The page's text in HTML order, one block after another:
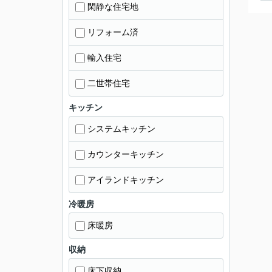
閑静な住宅地
リフォーム済
輸入住宅
二世帯住宅
キッチン
システムキッチン
カウンターキッチン
アイランドキッチン
冷暖房
床暖房
収納